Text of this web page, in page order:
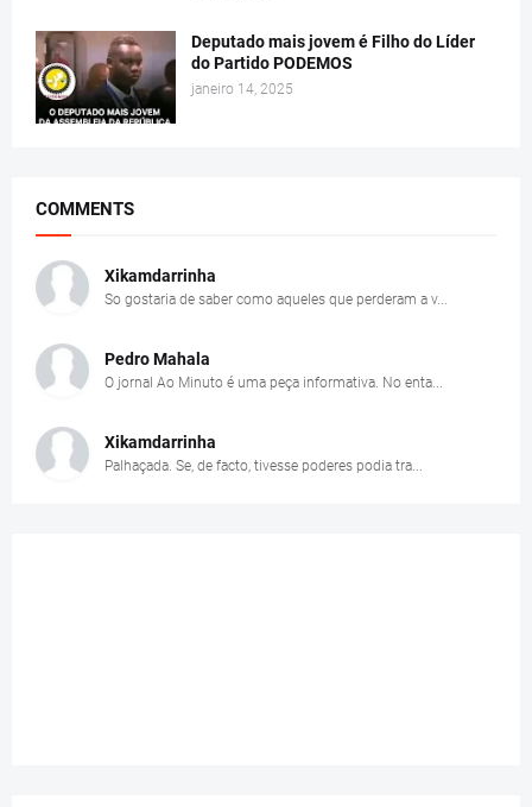
Deputado mais jovem é Filho do Líder
do Partido PODEMOS
janeiro 14, 2025
COMMENTS
Xikamdarrinha
So gostaria de saber como aqueles que perderam a v...
Pedro Mahala
O jornal Ao Minuto é uma peça informativa. No enta...
Xikamdarrinha
Palhaçada. Se, de facto, tivesse poderes podia tra...